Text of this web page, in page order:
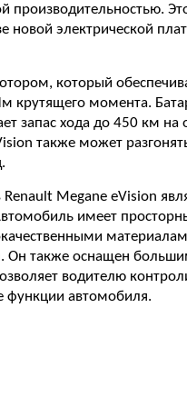
производительностью.
новой электрической плат
который
крутящего момента.
запас хода до 450 км на
также может
Megane eVision
имеет
Он также оснащен
водителю
функции автомобиля.